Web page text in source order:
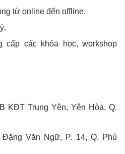
từ online đến offline.
cấp các khóa học, workshop
KĐT Trung Yên, Yên Hòa, Q.
Văn Ngữ, P. 14, Q. Phú